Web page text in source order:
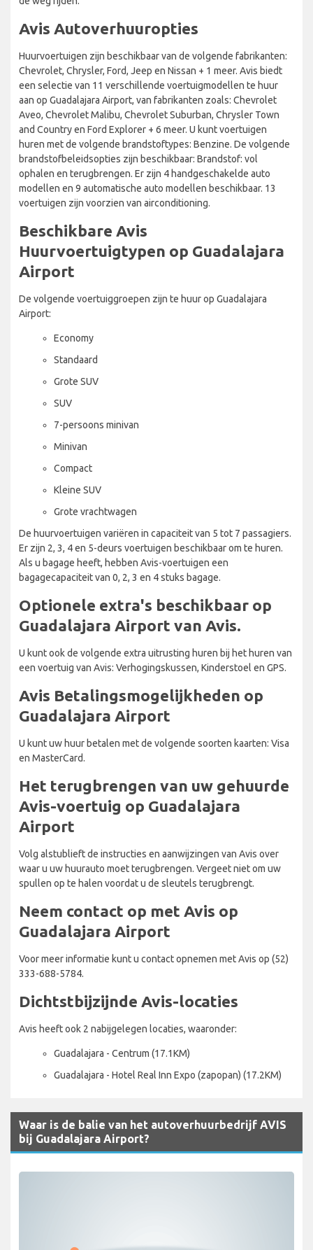
Avis Autoverhuuropties
Huurvoertuigen zijn beschikbaar van de volgende fabrikanten:
Chevrolet, Chrysler, Ford, Jeep en Nissan + 1 meer. Avis biedt
een selectie van 11 verschillende voertuigmodellen te huur
aan op Guadalajara Airport, van fabrikanten zoals: Chevrolet
Aveo, Chevrolet Malibu, Chevrolet Suburban, Chrysler Town
and Country en Ford Explorer + 6 meer. U kunt voertuigen
huren met de volgende brandstoftypes: Benzine. De volgende
brandstofbeleidsopties zijn beschikbaar: Brandstof: vol
ophalen en terugbrengen. Er zijn 4 handgeschakelde auto
modellen en 9 automatische auto modellen beschikbaar. 13
voertuigen zijn voorzien van airconditioning.
Beschikbare Avis
Huurvoertuigtypen op Guadalajara
Airport
De volgende voertuiggroepen zijn te huur op Guadalajara
Airport:
Economy
Standaard
Grote SUV
SUV
7-persoons minivan
Minivan
Compact
Kleine SUV
Grote vrachtwagen
De huurvoertuigen variëren in capaciteit van 5 tot 7 passagiers.
Er zijn 2, 3, 4 en 5-deurs voertuigen beschikbaar om te huren.
Als u bagage heeft, hebben Avis-voertuigen een
bagagecapaciteit van 0, 2, 3 en 4 stuks bagage.
Optionele extra's beschikbaar op
Guadalajara Airport van Avis.
U kunt ook de volgende extra uitrusting huren bij het huren van
een voertuig van Avis: Verhogingskussen, Kinderstoel en GPS.
Avis Betalingsmogelijkheden op
Guadalajara Airport
U kunt uw huur betalen met de volgende soorten kaarten: Visa
en MasterCard.
Het terugbrengen van uw gehuurde
Avis-voertuig op Guadalajara
Airport
Volg alstublieft de instructies en aanwijzingen van Avis over
waar u uw huurauto moet terugbrengen. Vergeet niet om uw
spullen op te halen voordat u de sleutels terugbrengt.
Neem contact op met Avis op
Guadalajara Airport
Voor meer informatie kunt u contact opnemen met Avis op (52)
333-688-5784.
Dichtstbijzijnde Avis-locaties
Avis heeft ook 2 nabijgelegen locaties, waaronder:
Guadalajara - Centrum (17.1KM)
Guadalajara - Hotel Real Inn Expo (zapopan) (17.2KM)
Waar is de balie van het autoverhuurbedrijf AVIS
bij Guadalajara Airport?